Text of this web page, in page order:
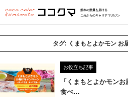
熊本の熱量を届ける
これからのキャリアマガジン
タグ: くまもとよかモン お
お役立ち記事
「くまもとよかモン
⾷べ…